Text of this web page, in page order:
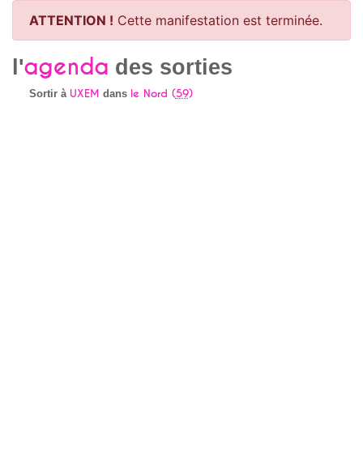
ATTENTION ! Cette manifestation est terminée.
l'agenda des sorties
Sortir à UXEM dans le Nord (59)